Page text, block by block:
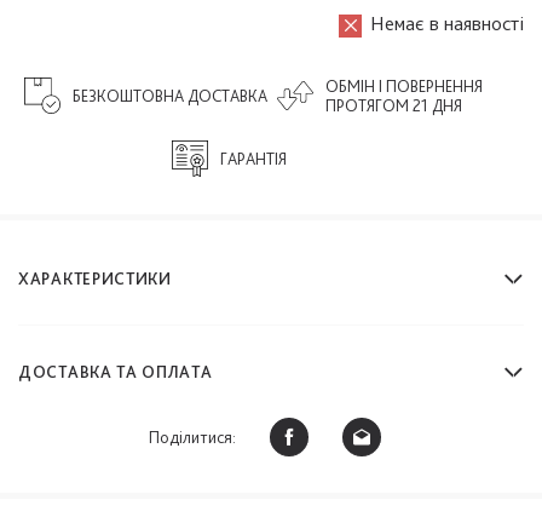
Немає в наявності
ОБМІН І ПОВЕРНЕННЯ
ПРОТЯГОМ 21 ДНЯ
ГАРАНТІЯ
БЕЗКОШТОВНА ДОСТАВКА
ХАРАКТЕРИСТИКИ
ДОСТАВКА ТА ОПЛАТА
Поділитися: